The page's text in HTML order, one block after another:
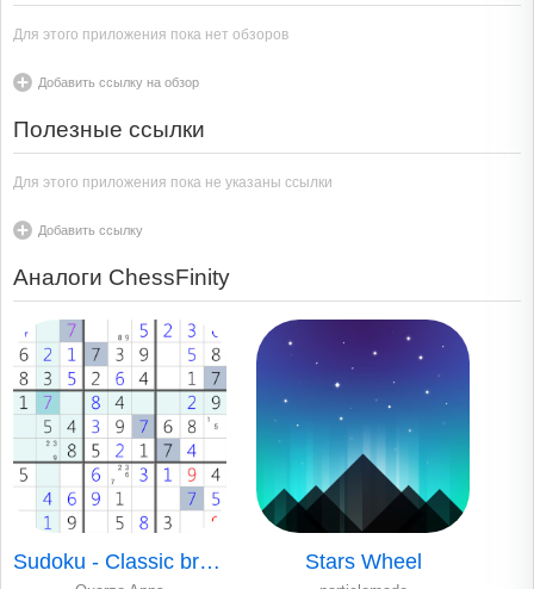
Для этого приложения пока нет обзоров
Добавить ссылку на обзор
Полезные ссылки
Для этого приложения пока не указаны ссылки
Добавить ссылку
Аналоги ChessFinity
Sudoku - Classic brain teaser Stars Wheel